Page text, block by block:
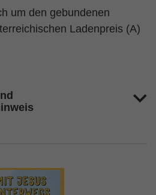
um den gebundenen
Ladenpreis (A)